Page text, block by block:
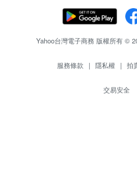
Yahoo台灣電子商務 版權所有 ©
服務條款 | 隱私權 | 拍
交易安全